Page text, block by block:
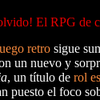
El RPG
retro sigue
un nuevo y
, un título de rol
puesto el foco